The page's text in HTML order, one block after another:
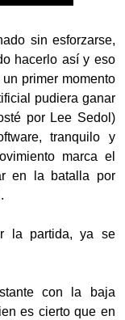
sin esforzarse,
hacerlo así y eso
primer momento
pudiera ganar
por Lee Sedol)
tranquilo y
marca el
en la batalla por
la partida, ya se
con la baja
es cierto que en